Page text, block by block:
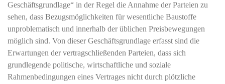
Geschäftsgrundlage“ in der Regel die Annahme der Parteien zu
sehen, dass Bezugsmöglichkeiten für wesentliche Baustoffe
unproblematisch und innerhalb der üblichen Preisbewegungen
möglich sind. Von dieser Geschäftsgrundlage erfasst sind die
Erwartungen der vertragschließenden Parteien, dass sich
grundlegende politische, wirtschaftliche und soziale
Rahmenbedingungen eines Vertrages nicht durch plötzliche